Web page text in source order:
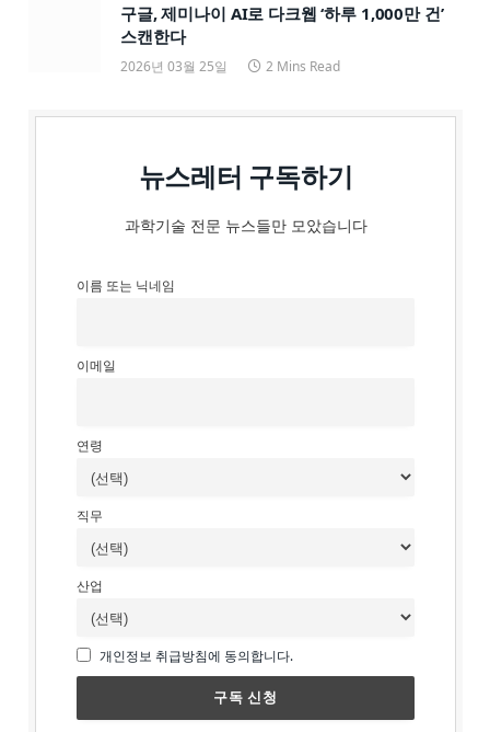
구글, 제미나이 AI로 다크웹 ‘하루 1,000만 건’
스캔한다
2026년 03월 25일 2 Mins Read
뉴스레터 구독하기
과학기술 전문 뉴스들만 모았습니다
이름 또는 닉네임
이메일
연령
직무
산업
개인정보 취급방침에 동의합니다.